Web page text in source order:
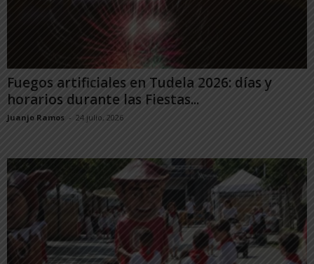
Fuegos artificiales en Tudela 2026: días y
horarios durante las Fiestas...
Juanjo Ramos - 24 julio, 2026